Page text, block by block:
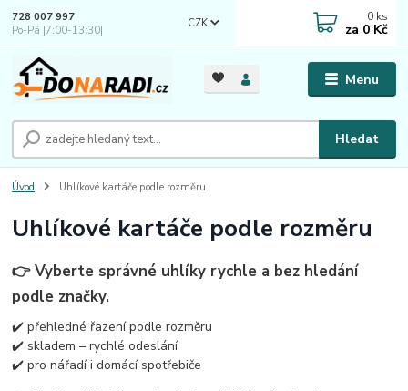
Menu
CZK
Hledat
728 007 997
Po-Pá |7:00-13:30|
0 ks
za 0 Kč
Úvod Uhlíkové kartáče podle rozměru
Uhlíkové kartáče podle rozměru
👉 Vyberte správné uhlíky rychle a bez hledání
podle značky.
✔️ přehledné řazení podle rozměru
✔️ skladem – rychlé odeslání
✔️ pro nářadí i domácí spotřebiče